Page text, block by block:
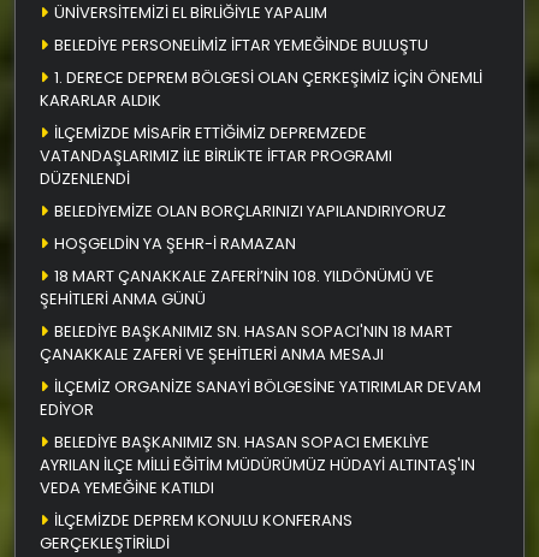
ÜNİVERSİTEMİZİ EL BİRLİĞİYLE YAPALIM
BELEDİYE PERSONELİMİZ İFTAR YEMEĞİNDE BULUŞTU
1. DERECE DEPREM BÖLGESİ OLAN ÇERKEŞİMİZ İÇİN ÖNEMLİ
KARARLAR ALDIK
İLÇEMİZDE MİSAFİR ETTİĞİMİZ DEPREMZEDE
VATANDAŞLARIMIZ İLE BİRLİKTE İFTAR PROGRAMI
DÜZENLENDİ
BELEDİYEMİZE OLAN BORÇLARINIZI YAPILANDIRIYORUZ
HOŞGELDİN YA ŞEHR-İ RAMAZAN
18 MART ÇANAKKALE ZAFERİ’NİN 108. YILDÖNÜMÜ VE
ŞEHİTLERİ ANMA GÜNÜ
BELEDİYE BAŞKANIMIZ SN. HASAN SOPACI'NIN 18 MART
ÇANAKKALE ZAFERİ VE ŞEHİTLERİ ANMA MESAJI
İLÇEMİZ ORGANİZE SANAYİ BÖLGESİNE YATIRIMLAR DEVAM
EDİYOR
BELEDİYE BAŞKANIMIZ SN. HASAN SOPACI EMEKLİYE
AYRILAN İLÇE MİLLİ EĞİTİM MÜDÜRÜMÜZ HÜDAYİ ALTINTAŞ'IN
VEDA YEMEĞİNE KATILDI
İLÇEMİZDE DEPREM KONULU KONFERANS
GERÇEKLEŞTİRİLDİ